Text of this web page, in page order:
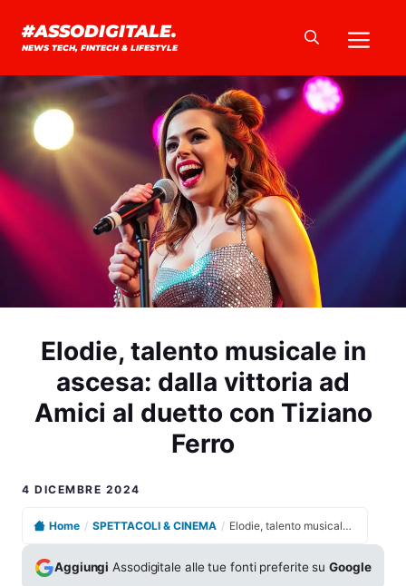
#ASSODIGITALE.
NEWS TECH, FINTECH & LIFESTYLE
Elodie, talento musicale in
ascesa: dalla vittoria ad
Amici al duetto con Tiziano
Ferro
4 DICEMBRE 2024
Home / SPETTACOLI & CINEMA / Elodie, talento musicale in ascesa: dalla vittoria ad Amici al duetto con Tiziano Ferro
Aggiungi Assodigitale alle tue fonti preferite suGoogle